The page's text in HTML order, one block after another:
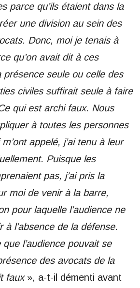
parce qu’ils étaient dans la
une division au sein des
Donc, moi je tenais à
qu’on avait dit à ces
présence seule ou celle des
civiles suffirait seule à faire
qui est archi faux. Nous
à toutes les personnes
appelé, j’ai tenu à leur
Puisque les
pas, j’ai pris la
moi de venir à la barre,
pour laquelle l’audience ne
à l’absence de la défense.
l’audience pouvait se
des avocats de la
faux», a-t-il démenti avant